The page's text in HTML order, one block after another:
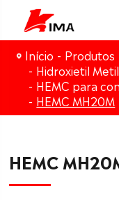
Início
Produtos
Hidroxietil
HEMC para
HEMC MH20M
HEMC